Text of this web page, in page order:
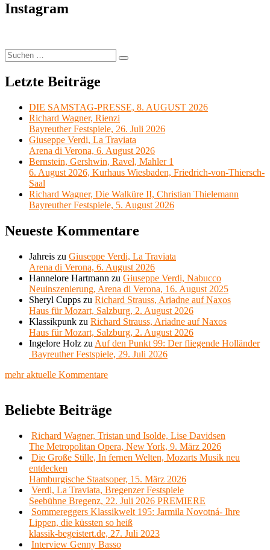
Instagram
Suchen
nach:
Suchen
Letzte Beiträge
DIE SAMSTAG-PRESSE, 8. AUGUST 2026
Richard Wagner, Rienzi
Bayreuther Festspiele, 26. Juli 2026
Giuseppe Verdi, La Traviata
Arena di Verona, 6. August 2026
Bernstein, Gershwin, Ravel, Mahler 1
6. August 2026, Kurhaus Wiesbaden, Friedrich-von-Thiersch-
Saal
Richard Wagner, Die Walküre II, Christian Thielemann
Bayreuther Festspiele, 5. August 2026
Neueste Kommentare
Jahreis zu Giuseppe Verdi, La Traviata
Arena di Verona, 6. August 2026
Hannelore Hartmann zu Giuseppe Verdi, Nabucco
Neuinszenierung, Arena di Verona, 16. August 2025
Sheryl Cupps zu Richard Strauss, Ariadne auf Naxos
Haus für Mozart, Salzburg, 2. August 2026
Klassikpunk zu Richard Strauss, Ariadne auf Naxos
Haus für Mozart, Salzburg, 2. August 2026
Ingelore Holz zu Auf den Punkt 99: Der fliegende Holländer
Bayreuther Festspiele, 29. Juli 2026
mehr aktuelle Kommentare
Beliebte Beiträge
Richard Wagner, Tristan und Isolde, Lise Davidsen
The Metropolitan Opera, New York, 9. März 2026
Die Große Stille, In fernen Welten, Mozarts Musik neu
entdecken
Hamburgische Staatsoper, 15. März 2026
Verdi, La Traviata, Bregenzer Festspiele
Seebühne Bregenz, 22. Juli 2026 PREMIERE
Sommereggers Klassikwelt 195: Jarmila Novotná- Ihre
Lippen, die küssten so heiß
klassik-begeistert.de, 27. Juli 2023
Interview Genny Basso